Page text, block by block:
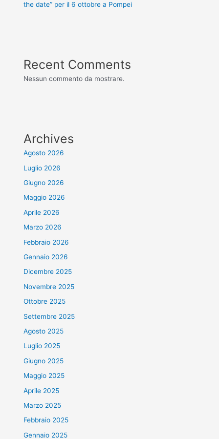
the date” per il 6 ottobre a Pompei
Recent Comments
Nessun commento da mostrare.
Archives
Agosto 2026
Luglio 2026
Giugno 2026
Maggio 2026
Aprile 2026
Marzo 2026
Febbraio 2026
Gennaio 2026
Dicembre 2025
Novembre 2025
Ottobre 2025
Settembre 2025
Agosto 2025
Luglio 2025
Giugno 2025
Maggio 2025
Aprile 2025
Marzo 2025
Febbraio 2025
Gennaio 2025